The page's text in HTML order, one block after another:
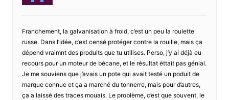
Franchement, la galvanisation à froid, c’est un peu la roulette
russe. Dans l’idée, c’est censé protéger contre la rouille, mais ça
dépend vraimnt des produits que tu utilises. Perso, j’y ai déjà eu
recours pour un moteur de bécane, et le résultat éttait pas génial.
Je me souviens que j’avais un pote qui avait testé un poduit de
marque connue et ça a marché du tonnerre, mais pour d’autres,
ça a laissé des traces mouais. Le problème, c’est que souvent, le